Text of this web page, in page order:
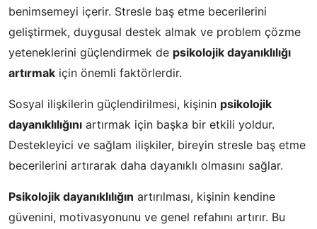
benimsemeyi içerir. Stresle baş etme becerilerini
geliştirmek, duygusal destek almak ve problem çözme
yeteneklerini güçlendirmek de psikolojik dayanıklılığı
artırmak için önemli faktörlerdir.
Sosyal ilişkilerin güçlendirilmesi, kişinin psikolojik
dayanıklılığını artırmak için başka bir etkili yoldur.
Destekleyici ve sağlam ilişkiler, bireyin stresle baş etme
becerilerini artırarak daha dayanıklı olmasını sağlar.
Psikolojik dayanıklılığın artırılması, kişinin kendine
güvenini, motivasyonunu ve genel refahını artırır. Bu